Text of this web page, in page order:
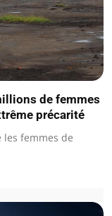
de femmes
précarité
les femmes de